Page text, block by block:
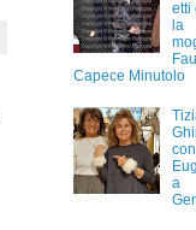
etti
la
Capece Minutolo
con
a